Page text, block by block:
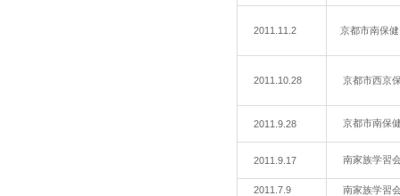
2011.11.2 京都市南保
2011.10.28 京都市西京
2011.9.28 京都市南保
2011.9.17 南家族学習
2011.7.9 南家族学習